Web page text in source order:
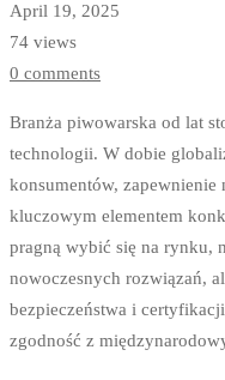
April 19, 2025
74 views
0 comments
Branża piwowarska od lat
technologii. W dobie
konsumentów, zapewnienie
kluczowym elementem
pragną wybić się na rynku,
nowoczesnych rozwiązań,
bezpieczeństwa i
zgodność z